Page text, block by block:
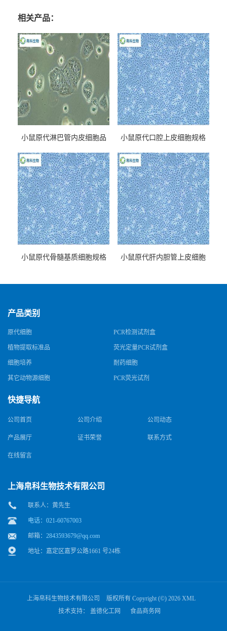
相关产品：
小鼠原代淋巴管内皮细胞品
小鼠原代口腔上皮细胞规格
小鼠原代骨髓基质细胞规格
小鼠原代肝内胆管上皮细胞
产品类别
原代细胞 PCR检测试剂盒
植物提取标准品 荧光定量PCR试剂盒
细胞培养 耐药细胞
其它动物源细胞 PCR荧光试剂
快捷导航
公司首页 公司介绍 公司动态
产品展厅 证书荣誉 联系方式
在线留言
上海帛科生物技术有限公司
联系人：黄先生
电话：021-60767003
邮箱： 2843593679@qq.com
地址：嘉定区嘉罗公路1661 号24栋
上海帛科生物技术有限公司 版权所有 Copyright (©) 2026 XML
技术支持： 盖德化工网 食品商务网